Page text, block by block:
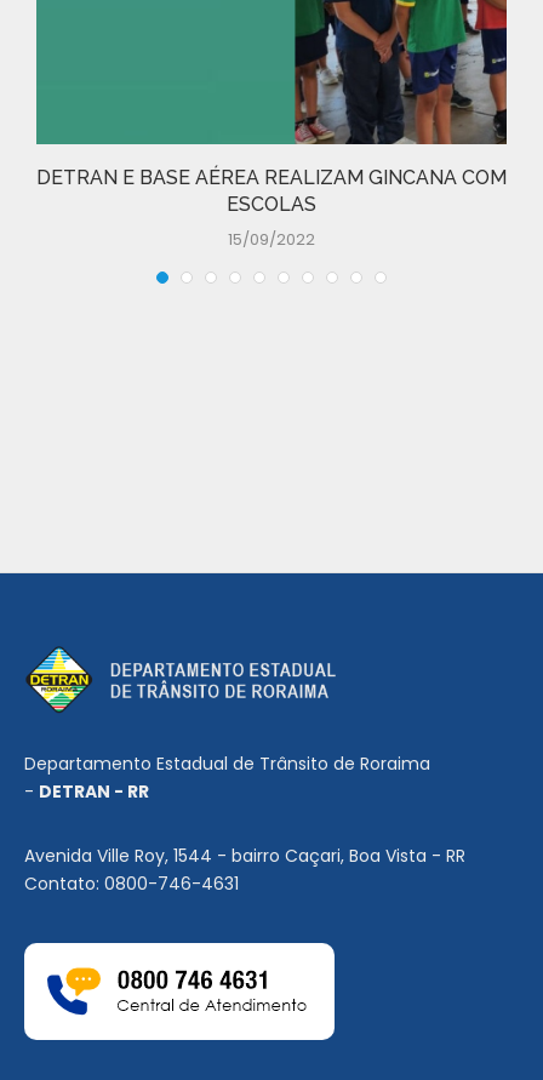
DETRAN E BASE AÉREA REALIZAM GINCANA COM
ESCOLAS
15/09/2022
Departamento Estadual de Trânsito de Roraima
- DETRAN - RR
Avenida Ville Roy, 1544 - bairro Caçari, Boa Vista - RR
Contato: 0800-746-4631